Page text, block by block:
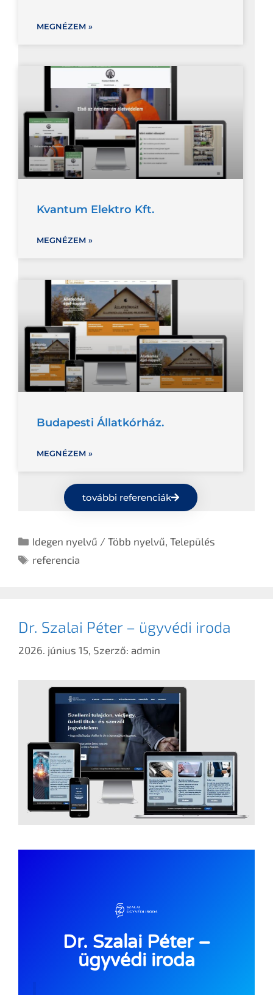
MEGNÉZEM »
Kvantum Elektro Kft.
MEGNÉZEM »
Budapesti Állatkórház.
MEGNÉZEM »
további referenciák
Idegen nyelvű / Több nyelvű ,Település
referencia
Dr. Szalai Péter – ügyvédi iroda
2026. június 15, Szerző: admin
Dr. Szalai Péter –
ügyvédi iroda